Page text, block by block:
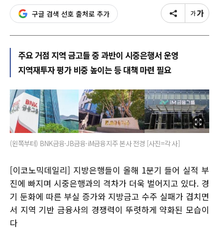
구글 검색 선호 출처로 추가
주요 거점 지역 금고들 중 과반이 시중은행서 운영
지역재투자 평가 비중 높이는 등 대책 마련 필요
(왼쪽부터) BNK금융·JB금융·iM금융지주 본사 전경 [사진=각 사]
[이코노믹데일리] 지방은행들이 올해 1분기 들어 실적 부
진에 빠지며 시중은행과의 격차가 더욱 벌어지고 있다. 경
기 둔화에 따른 부실 증가와 지방금고 수주 실패가 겹치면
서 지역 기반 금융사의 경쟁력이 뚜렷하게 약화된 모습이
다